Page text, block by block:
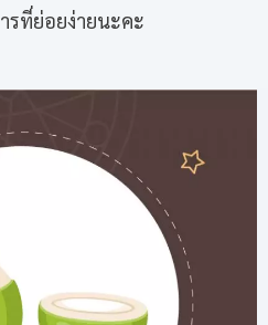
ที่ย่อยง่ายนะคะ